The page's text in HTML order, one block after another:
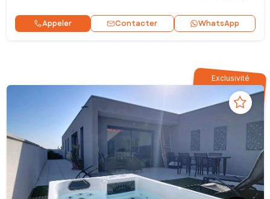
Appeler Contacter WhatsApp
Exclusivité